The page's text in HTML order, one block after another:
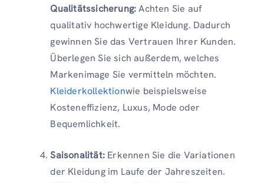
Qualitätssicherung:Achten Sie auf
qualitativ hochwertige Kleidung. Dadurch
gewinnen Sie das Vertrauen Ihrer Kunden.
Überlegen Sie sich außerdem, welches
Markenimage Sie vermitteln möchten.
Kleiderkollektionwie beispielsweise
Kosteneffizienz, Luxus, Mode oder
Bequemlichkeit.
Saisonalität: Erkennen Sie die Variationen
der Kleidung im Laufe der Jahreszeiten.